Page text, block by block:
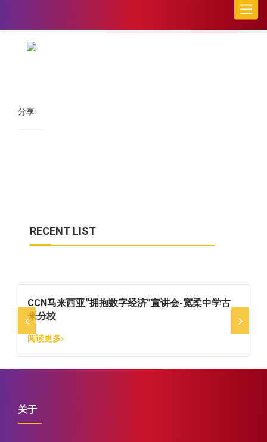
Toggle
分享:
RECENT LIST
CCN马来西亚“拥抱数字经济”宣讲会-宽柔中学古
来分校
阅读更多
关于